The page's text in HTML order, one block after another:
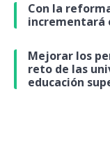
Con la
incrementará
Mejorar los
reto de las
educación